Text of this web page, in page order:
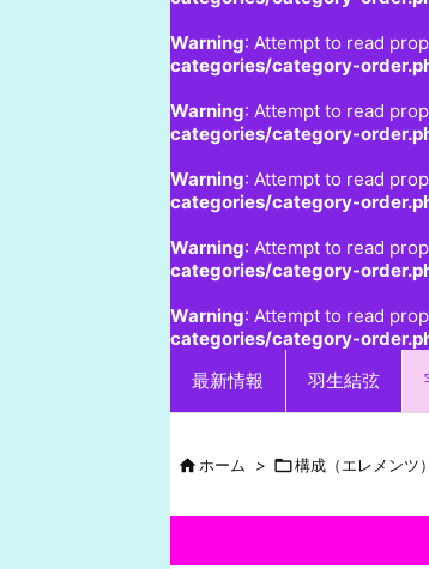
Warning: Attempt to read
categories/category-
Warning: Attempt to read
categories/category-
Warning: Attempt to read
categories/category-
Warning: Attempt to read
categories/category-
Warning: Attempt to read
categories/category-
最新情報
羽生結弦
ホーム > 構成（エレメンツ）